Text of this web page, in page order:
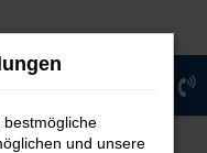
und unsere